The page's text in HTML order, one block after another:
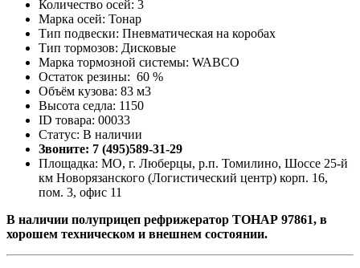
Количество осей: 3
Марка осей: Тонар
Тип подвески: Пневматическая на коробах
Тип тормозов: Дисковые
Марка тормозной системы: WABCO
Остаток резины: 60 %
Объём кузова: 83 м3
Высота седла: 1150
ID товара: 00033
Статус: В наличии
Звоните: 7 (495)589-31-29
Площадка: МО, г. Люберцы, р.п. Томилино, Шоссе 25-й
км Новорязанского (Логистический центр) корп. 16,
пом. 3, офис 11
В наличии полуприцеп рефрижератор ТОНАР 97861, в
хорошем техническом и внешнем состоянии.